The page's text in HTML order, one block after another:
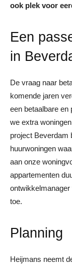
ook plek voor
Een
in
De vraag naar
komende jaren
een betaalbare en
we extra
project Beverdam
huurwoningen
aan onze
appartementen
toe.
Planning
Heijmans neemt